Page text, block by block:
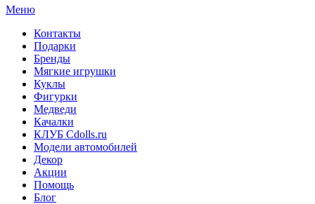
Меню
Контакты
Подарки
Бренды
Мягкие игрушки
Куклы
Фигурки
Медведи
Качалки
КЛУБ Cdolls.ru
Модели автомобилей
Декор
Акции
Помощь
Блог